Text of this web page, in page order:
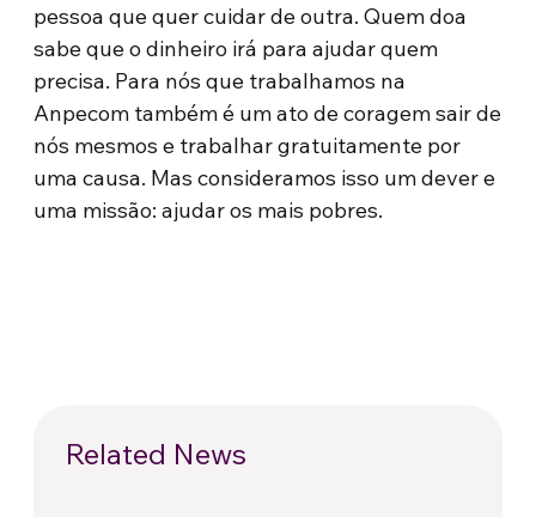
pessoa que quer cuidar de outra. Quem doa
sabe que o dinheiro irá para ajudar quem
precisa. Para nós que trabalhamos na
Anpecom também é um ato de coragem sair de
nós mesmos e trabalhar gratuitamente por
uma causa. Mas consideramos isso um dever e
uma missão: ajudar os mais pobres.
Related News